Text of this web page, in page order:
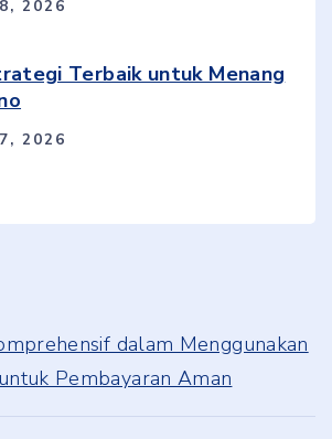
2026
Terbaik untuk Menang
2026
dalam Menggunakan
Pembayaran Aman